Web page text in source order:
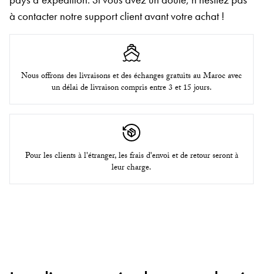
à contacter notre support client avant votre achat !
Nous offrons des livraisons et des échanges gratuits au Maroc avec
un délai de livraison compris entre 3 et 15 jours.
Pour les clients à l'étranger, les frais d'envoi et de retour seront à
leur charge.